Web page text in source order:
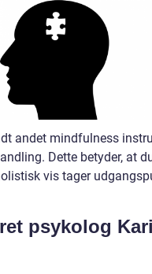
andet mindfulness
Dette betyder, at
vis tager
psykolog